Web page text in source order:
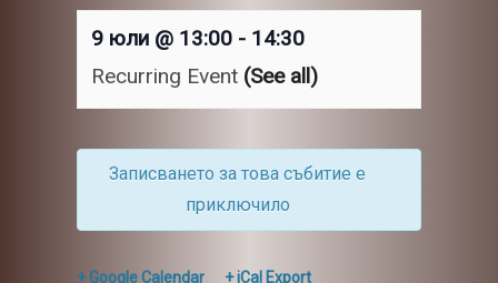
9 юли @ 13:00 - 14:30
Recurring Event (See all)
Записването за това събитие е
приключило
+ Google Calendar + iCal Export